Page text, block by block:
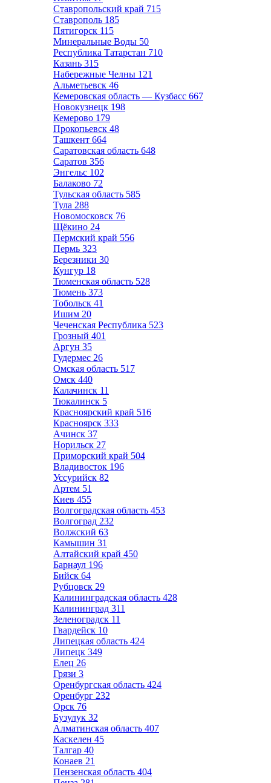
Ставропольский край 715
Ставрополь 185
Пятигорск 115
Минеральные Воды 50
Республика Татарстан 710
Казань 315
Набережные Челны 121
Альметьевск 46
Кемеровская область — Кузбасс 667
Новокузнецк 198
Кемерово 179
Прокопьевск 48
Ташкент 664
Саратовская область 648
Саратов 356
Энгельс 102
Балаково 72
Тульская область 585
Тула 288
Новомосковск 76
Щёкино 24
Пермский край 556
Пермь 323
Березники 30
Кунгур 18
Тюменская область 528
Тюмень 373
Тобольск 41
Ишим 20
Чеченская Республика 523
Грозный 401
Аргун 35
Гудермес 26
Омская область 517
Омск 440
Калачинск 11
Тюкалинск 5
Красноярский край 516
Красноярск 333
Ачинск 37
Норильск 27
Приморский край 504
Владивосток 196
Уссурийск 82
Артем 51
Киев 455
Волгоградская область 453
Волгоград 232
Волжский 63
Камышин 31
Алтайский край 450
Барнаул 196
Бийск 64
Рубцовск 29
Калининградская область 428
Калининград 311
Зеленоградск 11
Гвардейск 10
Липецкая область 424
Липецк 349
Елец 26
Грязи 3
Оренбургская область 424
Оренбург 232
Орск 76
Бузулук 32
Алматинская область 407
Каскелен 45
Талгар 40
Конаев 21
Пензенская область 404